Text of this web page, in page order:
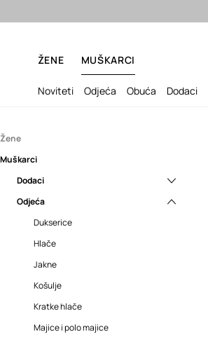
ŽENE MUŠKARCI
Noviteti Odjeća Obuća Dodaci
Žene
Dodaci
Šalovi
Muškarci
Dodaci
Šalovi
Odjeća
Dukserice
Hlače
Jakne
Košulje
Kratke hlače
Majice i polo majice